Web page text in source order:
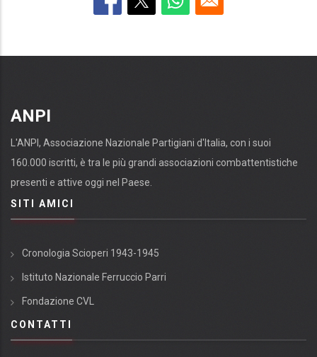
ANPI
L'ANPI, Associazione Nazionale Partigiani d'Italia, con i suoi
160.000 iscritti, è tra le più grandi associazioni combattentistiche
presenti e attive oggi nel Paese.
SITI AMICI
Cronologia Scioperi 1943-1945
Istituto Nazionale Ferruccio Parri
Fondazione CVL
CONTATTI